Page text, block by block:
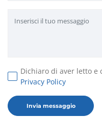
Dichiaro di aver letto e
Privacy Policy